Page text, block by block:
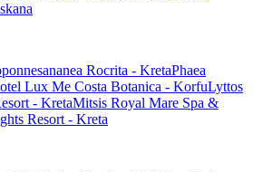
ananea Rocrita - KretaPhaea
Lux Me Costa Botanica - KorfuLyttos
- KretaMitsis Royal Mare Spa &
Resort - Kreta